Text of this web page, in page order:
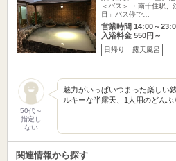
＜バス＞ ・南千住駅、
目」バス停で…
営業時間 14:00～
入浴料金 550円～
日帰り 露天風呂
50代～
指定し
ない
魅力がいっぱいつまった楽しい
ルキーな半露天、1人用のどん
関連情報から探す